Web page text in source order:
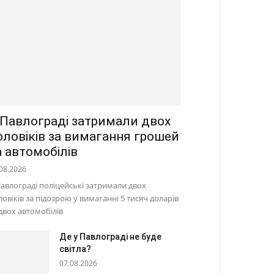
затримали двох
за вимагання грошей
автомобілів
поліцейські затримали двох
за підозрою у вимаганні 5 тисяч доларів
автомобілів
Де у Павлограді не буде
світла?
07.08.2026